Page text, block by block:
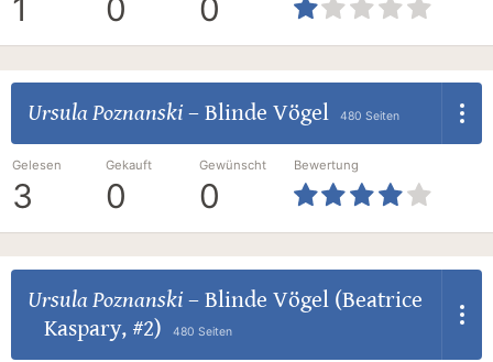
1 0 0
Ursula Poznanski– Blinde Vögel 480 Seiten
Gelesen
3
Gekauft
0
Gewünscht
0
Bewertung
Ursula Poznanski– Blinde Vögel (Beatrice
Kaspary, #2)
480 Seiten